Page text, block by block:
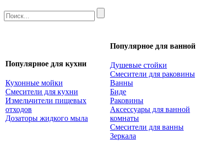
Популярное для кухни
Кухонные мойки
Смесители для кухни
Измельчители пищевых
отходов
Дозаторы жидкого мыла
Популярное для ванной
Душевые стойки
Смесители для раковины
Ванны
Биде
Раковины
Аксессуары для ванной
комнаты
Смесители для ванны
Зеркала